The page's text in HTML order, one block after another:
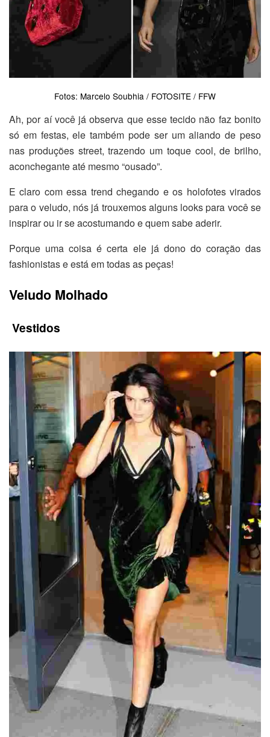
Fotos: Marcelo Soubhia / FOTOSITE / FFW
Ah, por aí você já observa que esse tecido não faz bonito
só em festas, ele também pode ser um aliando de peso
nas produções street, trazendo um toque cool, de brilho,
aconchegante até mesmo “ousado”.
E claro com essa trend chegando e os holofotes virados
para o veludo, nós já trouxemos alguns looks para você se
inspirar ou ir se acostumando e quem sabe aderir.
Porque uma coisa é certa ele já dono do coração das
fashionistas e está em todas as peças!
Veludo Molhado
Vestidos